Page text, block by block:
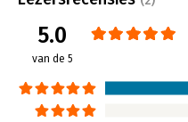
Lees verder
5.0
van de 5